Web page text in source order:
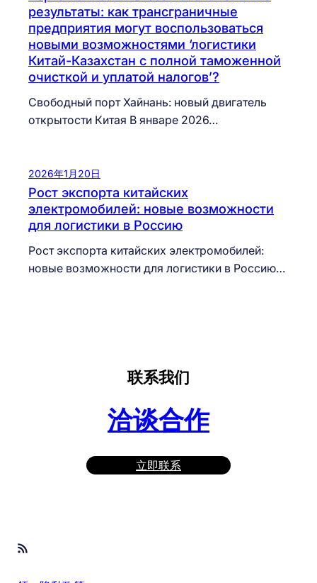
результаты: как трансграничные
предприятия могут воспользоваться
новыми возможностями ‘логистики
Китай-Казахстан с полной таможенной
очисткой и уплатой налогов’?
Свободный порт Хайнань: новый двигатель
открытости Китая В январе 2026…
2026年1月20日
Рост экспорта китайских
электромобилей: новые возможности
для логистики в Россию
Рост экспорта китайских электромобилей:
новые возможности для логистики в Россию…
联系我们
洽谈合作
立即联系
RSS Feed